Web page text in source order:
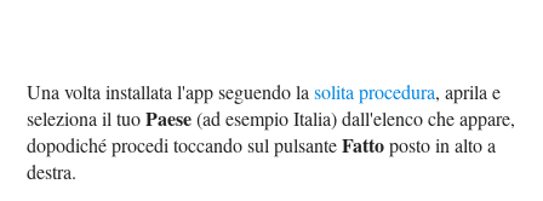
Una volta installata l'app seguendo lasolita procedura, aprila e
seleziona il tuoPaese(ad esempio Italia) dall'elenco che appare,
dopodiché procedi toccando sul pulsanteFattoposto in alto a
destra.